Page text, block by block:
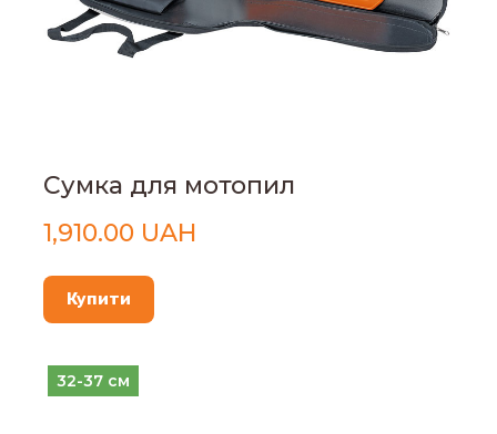
Сумка для мотопил
1,910.00 UAH
Купити
32-37 см